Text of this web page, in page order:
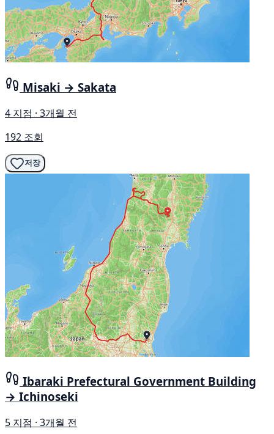
Misaki → Sakata
4 지점 · 3개월 전
192 조회
저장
Ibaraki Prefectural Government Building
→ Ichinoseki
5 지점 · 3개월 전